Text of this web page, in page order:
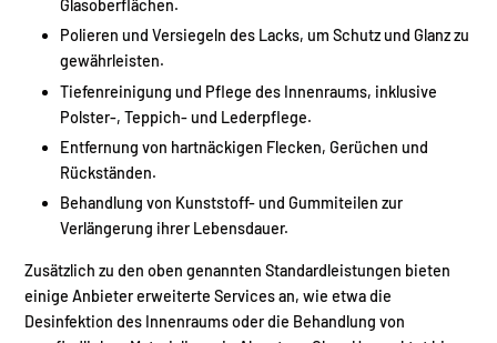
Glasoberflächen.
Polieren und Versiegeln des Lacks, um Schutz und Glanz zu
gewährleisten.
Tiefenreinigung und Pflege des Innenraums, inklusive
Polster-, Teppich- und Lederpflege.
Entfernung von hartnäckigen Flecken, Gerüchen und
Rückständen.
Behandlung von Kunststoff- und Gummiteilen zur
Verlängerung ihrer Lebensdauer.
Zusätzlich zu den oben genannten Standardleistungen bieten
einige Anbieter erweiterte Services an, wie etwa die
Desinfektion des Innenraums oder die Behandlung von